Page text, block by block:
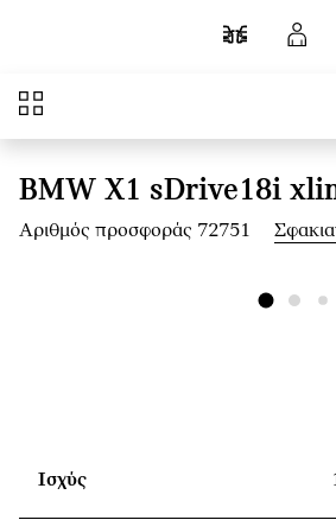
Μετάβαση στο κύριο περιεχόμενο
Σύγκριση
Επισκόπηση
BMW X1 sDrive18i
Αριθμός προσφοράς 72751
Ισχύς